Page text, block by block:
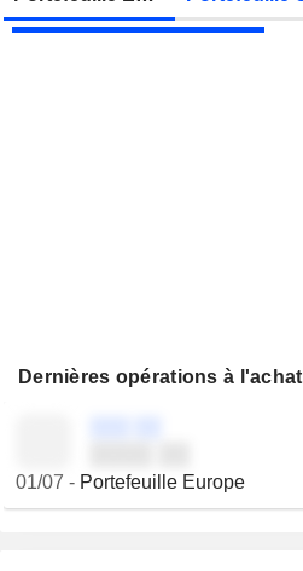
JBS N.V.
Dernières opérations à l'achat
01/07 - Portefeuille Europe